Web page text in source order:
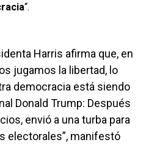
“.
Harris afirma que, en
jugamos la libertad, lo
democracia está siendo
Donald Trump: Después
envió a una turba para
electorales”, manifestó